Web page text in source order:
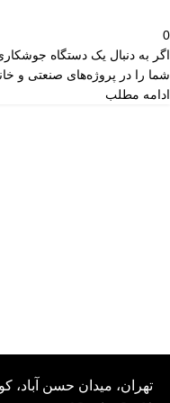
0
اگر به دنبال یک دستگاه
شما را در پروژه‌های صنعتی و
ادامه مطلب
تهران، میدان حسن